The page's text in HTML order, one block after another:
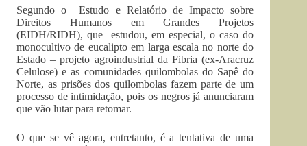
Segundo o Estudo e Relatório de Impacto sobre
Direitos Humanos em Grandes Projetos
(EIDH/RIDH), que estudou, em especial, o caso do
monocultivo de eucalipto em larga escala no norte do
Estado – projeto agroindustrial da Fibria (ex-Aracruz
Celulose) e as comunidades quilombolas do Sapê do
Norte, as prisões dos quilombolas fazem parte de um
processo de intimidação, pois os negros já anunciaram
que vão lutar para retomar.
O que se vê agora, entretanto, é a tentativa de uma